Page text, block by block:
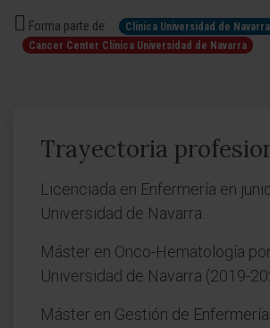
Forma parte de:
Clínica Universidad de Navarra
Cancer Center Clínica Universidad de Navarra
Trayectoria
Licenciada en Enfermería en
Universidad de Navarra.
Máster en Onco-Hematología
Universidad de Navarra (2019-
Máster en Gestión de